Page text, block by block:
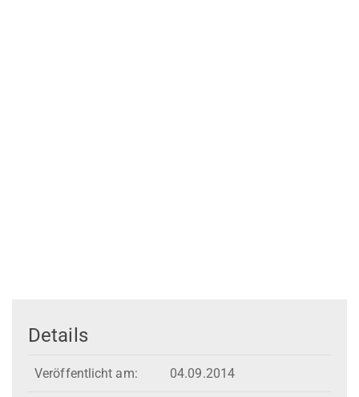
Details
Veröffentlicht am: 04.09.2014